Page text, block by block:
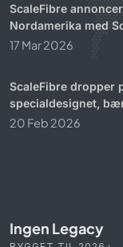
ScaleFibre
Nordamerika med
17 Mar 2026
ScaleFibre dropper
specialdesignet,
20 Feb 2026
Ingen Legacy